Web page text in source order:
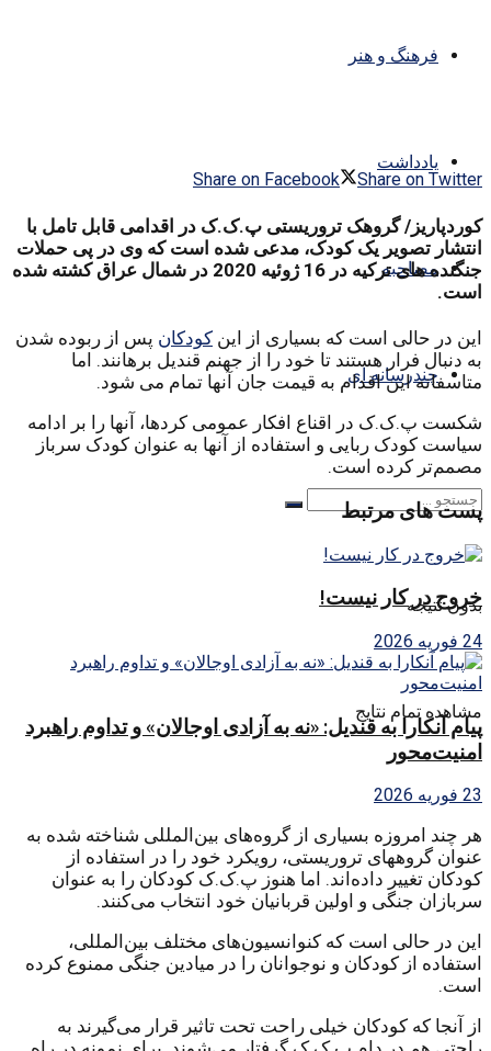
فرهنگ و هنر
یادداشت
مصاحبه
چندرسانه ای
بدون نتیجه
مشاهده تمام نتایج
Share on Facebook Share on Twitter
کوردپاریز/ گروهک تروریستی پ.ک.ک در اقدامی قابل تامل با
انتشار تصویر یک کودک، مدعی شده است که وی در پی حملات
جنگنده های ترکیه در 16 ژوئیه 2020 در شمال عراق کشته شده
است.
این در حالی است که بسیاری از این کودکان پس از ربوده شدن
به دنبال فرار هستند تا خود را از جهنم قندیل برهانند. اما
متاسفانه این اقدام به قیمت جان آنها تمام می شود.
شکست پ.ک.ک در اقناع افکار عمومی کردها، آنها را بر ادامه
سیاست کودک ربایی و استفاده از آنها به عنوان کودک سرباز
مصمم‌تر کرده است.
پست های مرتبط
خروج در کار نیست!
24 فوریه 2026
پیام آنکارا به قندیل: «نه به آزادی اوجالان» و تداوم راهبرد
امنیت‌محور
23 فوریه 2026
هر چند امروزه بسیاری از گروه‌های بین‌المللی شناخته شده به
عنوان گروههای تروریستی، رویکرد خود را در استفاده از
کودکان تغییر داده‌اند. اما هنوز پ.ک.ک کودکان را به عنوان
سربازان جنگی و اولین قربانیان خود انتخاب می‌کنند.
این در حالی است که کنوانسیون‌های مختلف بین‌المللی،
استفاده از کودکان و نوجوانان را در میادین جنگی ممنوع کرده
است.
از آنجا که کودکان خیلی راحت تحت تاثیر قرار می‌گیرند به